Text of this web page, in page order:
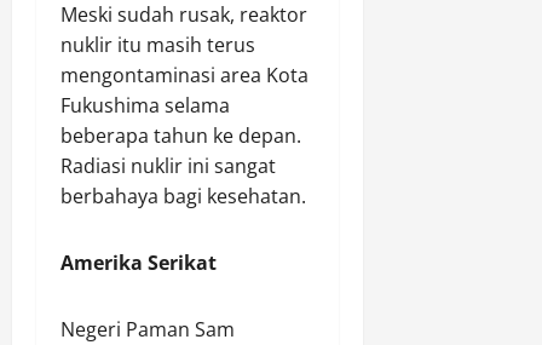
Meski sudah rusak, reaktor
nuklir itu masih terus
mengontaminasi area Kota
Fukushima selama
beberapa tahun ke depan.
Radiasi nuklir ini sangat
berbahaya bagi kesehatan.
Amerika Serikat
Negeri Paman Sam